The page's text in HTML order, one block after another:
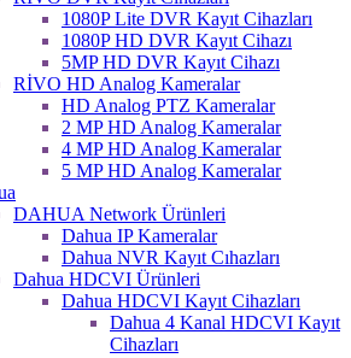
1080P Lite DVR Kayıt Cihazları
1080P HD DVR Kayıt Cihazı
5MP HD DVR Kayıt Cihazı
RİVO HD Analog Kameralar
HD Analog PTZ Kameralar
2 MP HD Analog Kameralar
4 MP HD Analog Kameralar
5 MP HD Analog Kameralar
DAHUA Network Ürünleri
Dahua IP Kameralar
Dahua NVR Kayıt Cıhazları
Dahua HDCVI Ürünleri
Dahua HDCVI Kayıt Cihazları
Dahua 4 Kanal HDCVI Kayıt
Cihazları